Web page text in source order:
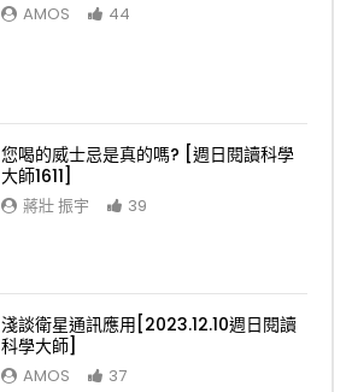
AMOS 44
您喝的威士忌是真的嗎? [週日閱讀科學
大師1611]
蔣壯 振宇 39
淺談衛星通訊應用[2023.12.10週日閱讀
科學大師]
AMOS 37